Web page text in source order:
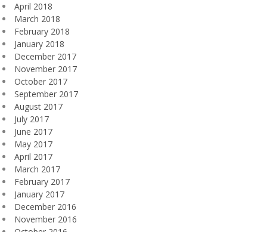
April 2018
March 2018
February 2018
January 2018
December 2017
November 2017
October 2017
September 2017
August 2017
July 2017
June 2017
May 2017
April 2017
March 2017
February 2017
January 2017
December 2016
November 2016